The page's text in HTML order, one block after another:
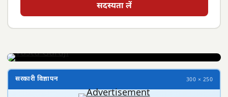
सदस्यता लें
सरकारी विज्ञापन 300 × 250